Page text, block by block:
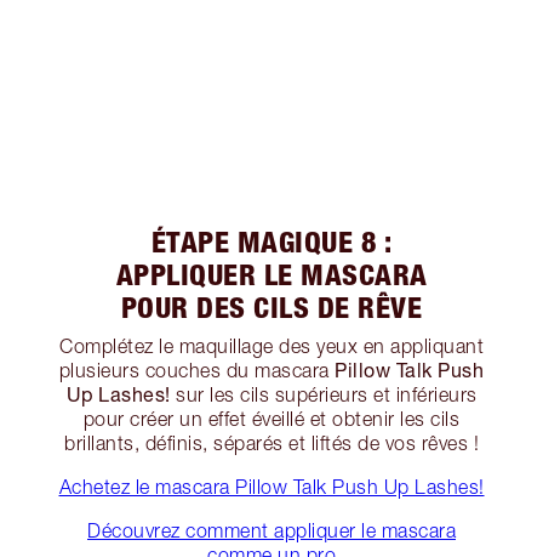
ÉTAPE MAGIQUE 8 :
APPLIQUER LE MASCARA
POUR DES CILS DE RÊVE
Complétez le maquillage des yeux en appliquant
plusieurs couches du mascara Pillow Talk Push
Up Lashes! sur les cils supérieurs et inférieurs
pour créer un effet éveillé et obtenir les cils
brillants, définis, séparés et liftés de vos rêves !
Achetez le mascara Pillow Talk Push Up Lashes!
Découvrez comment appliquer le mascara